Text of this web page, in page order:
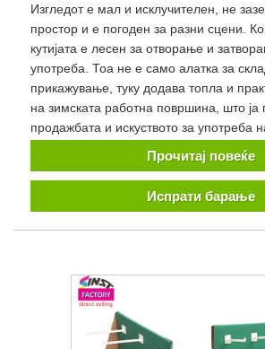
Изгледот е мал и исклучителен, не
простор и е погоден за разни сцени.
кутијата е лесен за отворање и
употреба. Тоа не е само алатка за
прикажување, туку додава топла и
на зимската работна површина, што ја
продажбата и искуството за употреба
Прочитај повеќе
Испрати барање